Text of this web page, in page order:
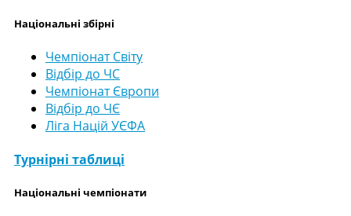
Національні збірні
Чемпіонат Світу
Відбір до ЧС
Чемпіонат Європи
Відбір до ЧЄ
Ліга Націй УЄФА
Турнірні таблиці
Національні чемпіонати